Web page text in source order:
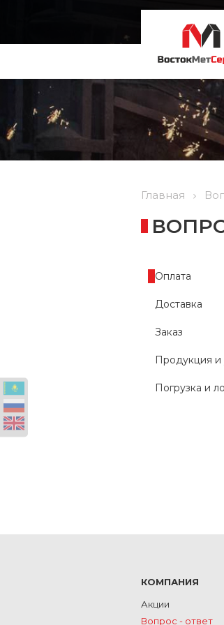
Главная
Оплата
Доставка
Заказ
Продукция и
Погрузка и
КОМПАНИЯ
Акции
Вопрос - ответ